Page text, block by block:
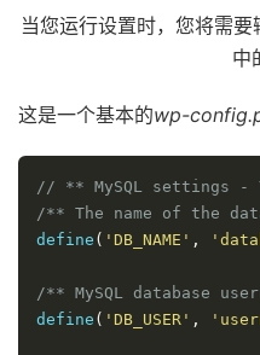
当您运行设置时，您将需
中
这是一个基本的wp-
// ** MySQL settings
/** The name of the
define ( 'DB_NAME' ,
/** MySQL database
define ( 'DB_USER' ,